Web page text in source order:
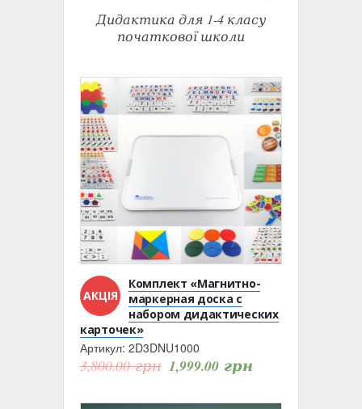
Дидактика для 1-4 класу
початкової школи
АКЦІЯ
Комплект «Магнитно-
маркерная доска с
набором дидактических
карточек»
Артикул: 2D3DNU1000
3,800.00грн 1,999.00 грн